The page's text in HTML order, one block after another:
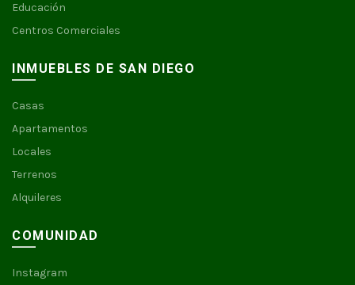
Educación
Centros Comerciales
INMUEBLES DE SAN DIEGO
Casas
Apartamentos
Locales
Terrenos
Alquileres
COMUNIDAD
Instagram